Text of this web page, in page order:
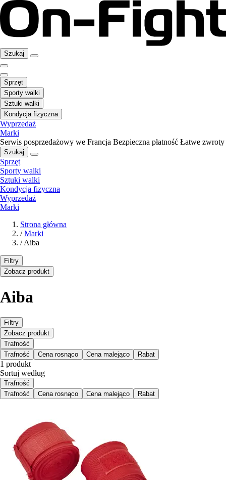
Szukaj
Sprzęt
Sporty walki
Sztuki walki
Kondycja fizyczna
Wyprzedaż
Marki
Serwis posprzedażowy we Francja Bezpieczna płatność Łatwe zwroty
Szukaj
Sprzęt
Sporty walki
Sztuki walki
Kondycja fizyczna
Wyprzedaż
Marki
Strona główna
/ Marki
/ Aiba
Filtry
Zobacz produkt
Aiba
Filtry
Zobacz produkt
Trafność
Trafność
Cena rosnąco Cena malejąco Rabat
1 produkt
Sortuj według
Trafność
Trafność
Cena rosnąco Cena malejąco Rabat